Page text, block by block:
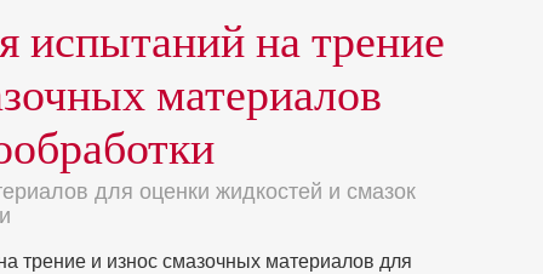
на трение
материалов
для оценки жидкостей и смазок
трение и износ смазочных материалов для